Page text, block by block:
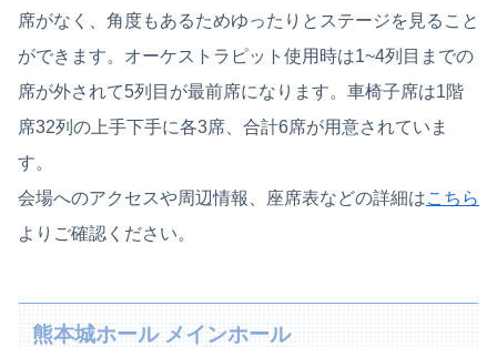
席がなく、角度もあるためゆったりとステージを見ること
ができます。オーケストラピット使用時は1~4列目までの
席が外されて5列目が最前席になります。車椅子席は1階
席32列の上手下手に各3席、合計6席が用意されていま
す。
会場へのアクセスや周辺情報、座席表などの詳細はこちら
よりご確認ください。
熊本城ホール メインホール